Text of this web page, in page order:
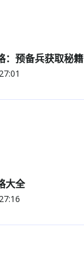
：预备兵获取秘籍
大全